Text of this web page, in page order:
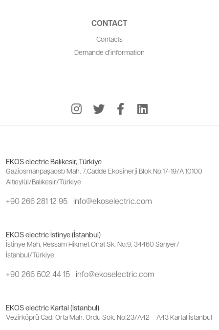
CONTACT
Contacts
Demande d’information
EKOS electric Balıkesir, Türkiye
Gaziosmanpaşaosb Mah. 7.Cadde Ekosinerji Blok No:17-19/A 10100
Altıeylül/Balıkesir/Türkiye
+90 266 281 12 95 info@ekoselectric.com
EKOS electric İstinye (İstanbul)
İstinye Mah, Ressam Hikmet Onat Sk. No:9, 34460 Sarıyer/
İstanbul/Türkiye
+90 266 502 44 15 info@ekoselectric.com
EKOS electric Kartal (İstanbul)
Vezirköprü Cad. Orta Mah. Ordu Sok. No:23/A42 – A43 Kartal İstanbul